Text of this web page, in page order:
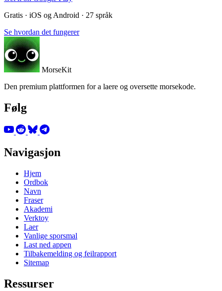
Gratis · iOS og Android · 27 språk
Se hvordan det fungerer
MorseKit
Den premium plattformen for a laere og oversette morsekode.
Følg
Navigasjon
Hjem
Ordbok
Navn
Fraser
Akademi
Verktoy
Laer
Vanlige sporsmal
Last ned appen
Tilbakemelding og feilrapport
Sitemap
Ressurser